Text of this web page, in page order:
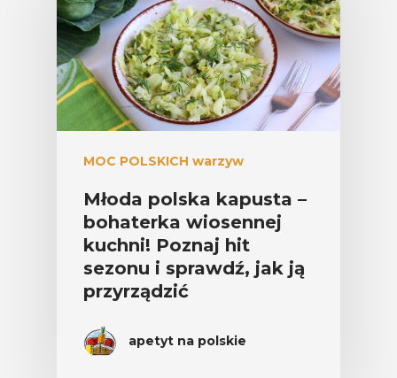
MOC POLSKICH warzyw
Młoda polska kapusta –
bohaterka wiosennej
kuchni! Poznaj hit
sezonu i sprawdź, jak ją
przyrządzić
apetyt na polskie